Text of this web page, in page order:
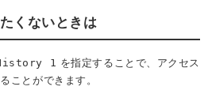
くないときは
1 を指定することで、アクセス
ことができます。